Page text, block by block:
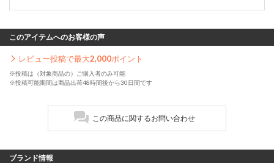
このアイテムへのお客様の声
レビュー投稿で最大2,000ポイント
※投稿は（対象商品の）ご購入者のみ可能
※投稿可能期間は商品出荷48時間後から30日間です
この商品に関するお問い合わせ
ブランド情報